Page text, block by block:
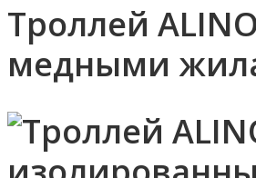
Троллей
медными